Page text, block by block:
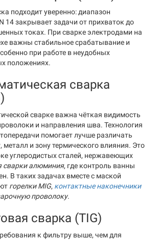
подходит уверенно: диапазон
14 закрывает задачи от прихваток до
токах. При сварке электродами на
важны стабильное срабатывание и
при работе в неудобных
положениях.
сварка
сварке важна чёткая видимость
и направления шва. Технология
помогает лучше различать
металл и зону термического влияния. Это
углеродистых сталей, нержавеющих
сварки алюминия, где контроль ванны
В таких задачах вместе с маской
горелки MIG, контактные наконечники
проволоку.
сварка (TIG)
к фильтру выше, чем для